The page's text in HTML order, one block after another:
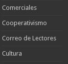
Comerciales
Cooperativismo
Correo de Lectores
Cultura